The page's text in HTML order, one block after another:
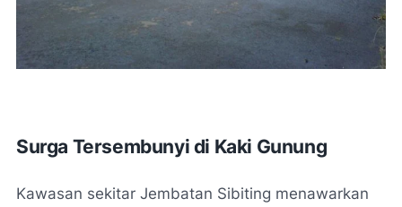
Surga Tersembunyi di Kaki Gunung
Kawasan sekitar Jembatan Sibiting menawarkan